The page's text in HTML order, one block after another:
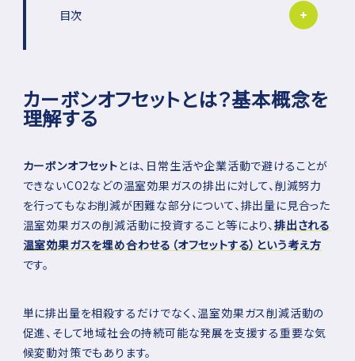
目次
カーボンオフセットの定義と目的
カーボンオフセットと混同される概念の違
い
日本におけるカーボンオフセットの歴史
カーボンオフセットの仕組み
す」
➂クレジット購入による埋め合わせ＝「オ
フセット」
カーボンオフセットとは？基本概念を
理解する
カーボンオフセットとは、日常生活や企業活動で避けることが
できないCO2などの温室効果ガスの排出に対して、削減努力
を行ってもなお削減が困難な部分について、排出量に見合った
温室効果ガスの削減活動に投資すること等により、排出される
温室効果ガスを埋め合わせる（オフセットする）という考え方
です。
単に排出量を相殺するだけでなく、温室効果ガス削減活動の
促進、そして地域社会の持続可能な発展を支援する重要な気
候変動対策でもあります。